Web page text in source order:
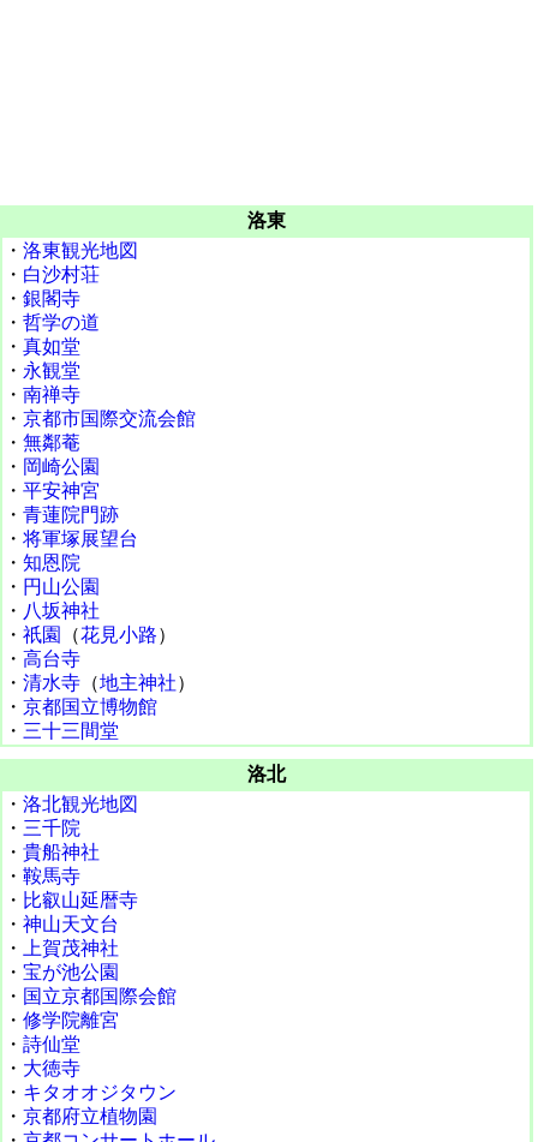
洛東
・ 洛東観光地図
・ 白沙村荘
・ 銀閣寺
・ 哲学の道
・ 真如堂
・ 永観堂
・ 南禅寺
・ 京都市国際交流会館
・ 無鄰菴
・ 岡崎公園
・ 平安神宮
・ 青蓮院門跡
・ 将軍塚展望台
・ 知恩院
・ 円山公園
・ 八坂神社
・ 祇園 （花見小路）
・ 高台寺
・ 清水寺 （地主神社）
・ 京都国立博物館
・ 三十三間堂
洛北
・ 洛北観光地図
・ 三千院
・ 貴船神社
・ 鞍馬寺
・ 比叡山延暦寺
・ 神山天文台
・
上賀茂神社
・ 宝が池公園
・ 国立京都国際会館
・ 修学院離宮
・ 詩仙堂
・ 大徳寺
・ キタオオジタウン
・ 京都府立植物園